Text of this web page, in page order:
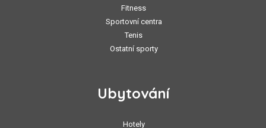
Fitness
Sportovní centra
Tenis
Ostatní sporty
Ubytování
Hotely